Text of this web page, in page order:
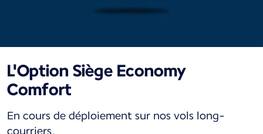
L'Option Siège Economy
Comfort
En cours de déploiement sur nos vols long-
courriers.